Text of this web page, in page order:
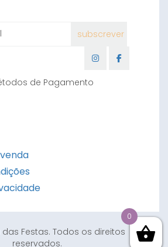
Festas. Todos os direitos
reservados.
0